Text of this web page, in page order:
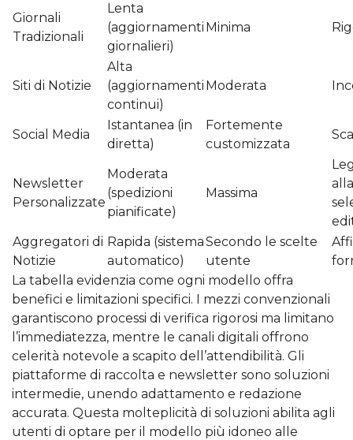
Giornali
Tradizionali
Lenta
(aggiornamenti
giornalieri)
Minima
Siti di Notizie
Alta
(aggiornamenti
continui)
Moderata
Social Media
Istantanea (in
diretta)
Fortemente
customizzata
Newsletter
Personalizzate
Moderata
(spedizioni
pianificate)
Massima
alla
Aggregatori di
Notizie
Rapida (sistema
automatico)
Secondo le scelte
utente
La tabella evidenzia come ogni modello offra
benefici e limitazioni specifici. I mezzi convenzionali
garantiscono processi di verifica rigorosi ma limitano
l’immediatezza, mentre le canali digitali offrono
celerità notevole a scapito dell’attendibilità. Gli
piattaforme di raccolta e newsletter sono soluzioni
intermedie, unendo adattamento e redazione
accurata. Questa molteplicità di soluzioni abilita agli
utenti di optare per il modello più idoneo alle